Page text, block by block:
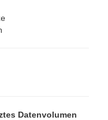
Datenvolumen